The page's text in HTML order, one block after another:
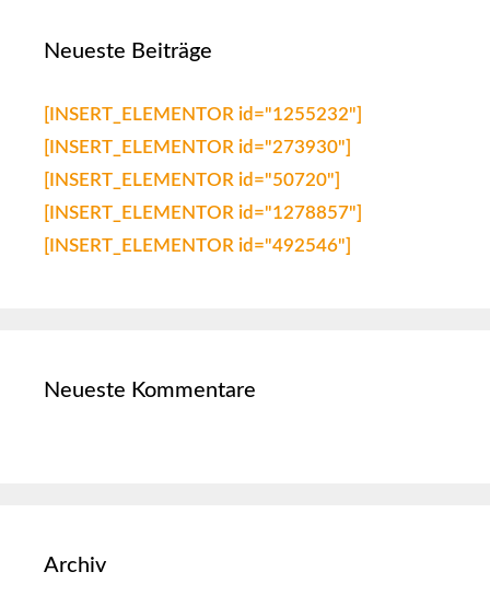
Neueste Beiträge
[INSERT_ELEMENTOR id="1255232"]
[INSERT_ELEMENTOR id="273930"]
[INSERT_ELEMENTOR id="50720"]
[INSERT_ELEMENTOR id="1278857"]
[INSERT_ELEMENTOR id="492546"]
Neueste Kommentare
Archiv